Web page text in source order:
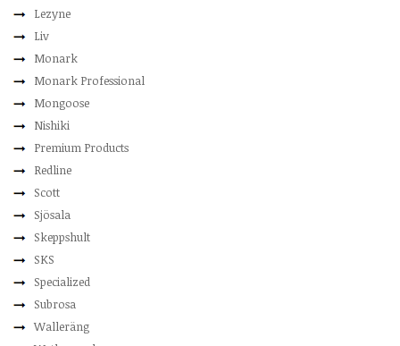
Lezyne
Liv
Monark
Monark Professional
Mongoose
Nishiki
Premium Products
Redline
Scott
Sjösala
Skeppshult
SKS
Specialized
Subrosa
Walleräng